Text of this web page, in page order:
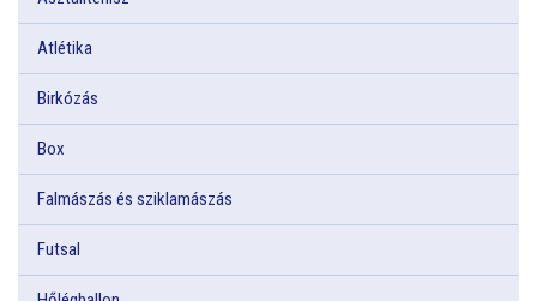
Atlétika
Birkózás
Box
Falmászás és sziklamászás
Futsal